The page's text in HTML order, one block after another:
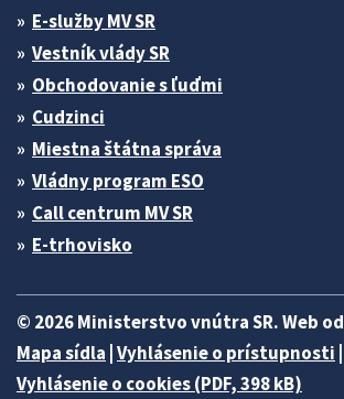
E-služby MV SR
Vestník vlády SR
Obchodovanie s ľuďmi
Cudzinci
Miestna štátna správa
Vládny program ESO
Call centrum MV SR
E-trhovisko
© 2026 Ministerstvo vnútra SR. Web od
Mapa sídla Vyhlásenie o prístupnosti
Vyhlásenie o cookies (PDF, 398 kB)